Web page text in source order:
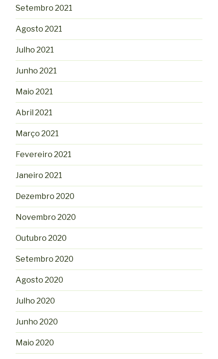
Setembro 2021
Agosto 2021
Julho 2021
Junho 2021
Maio 2021
Abril 2021
Março 2021
Fevereiro 2021
Janeiro 2021
Dezembro 2020
Novembro 2020
Outubro 2020
Setembro 2020
Agosto 2020
Julho 2020
Junho 2020
Maio 2020